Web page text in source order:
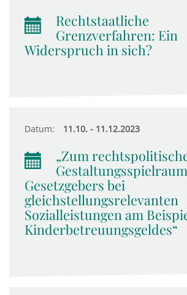
Rechtstaatliche
Grenzverfahren: Ein
Widerspruch in sich?
Datum: 11.10. - 11.12.2023
„Zum
Gesetzgebers bei
gleichstellungsrelevanten
Sozialleistungen am
Kinderbetreuungsgeldes“